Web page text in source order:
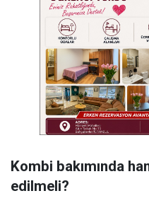
Kombi bakımında
edilmeli?